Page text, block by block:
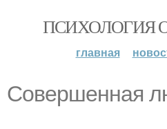
ПСИХОЛОГИЯ
главная
Совершенная